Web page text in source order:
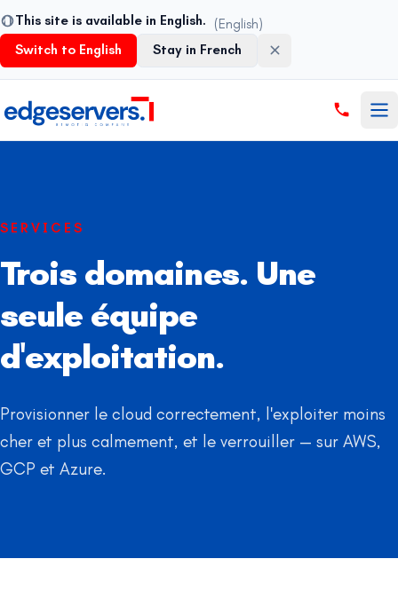
This site is available in English.
(English)
Switch to English
Stay in French
SERVICES
Trois domaines. Une
seule équipe
d'exploitation.
Provisionner le cloud correctement, l'exploiter moins
cher et plus calmement, et le verrouiller — sur AWS,
GCP et Azure.